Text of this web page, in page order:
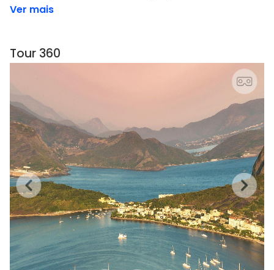
Ver mais
Tour 360